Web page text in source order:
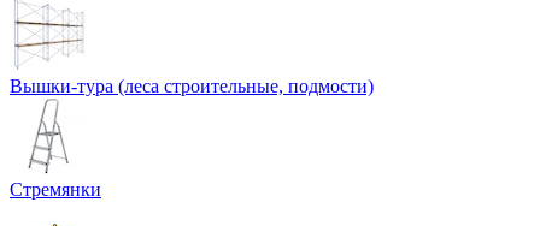
Вышки-тура (леса строительные, подмости)
Стремянки